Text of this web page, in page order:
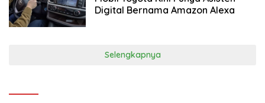
Digital Bernama Amazon Alexa
Selengkapnya